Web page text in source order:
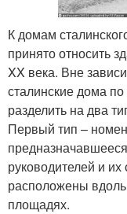
К домам
принято относить
XX века. Вне
сталинские дома
разделить на два
Первый тип –
руководителей и
расположены
площадях.